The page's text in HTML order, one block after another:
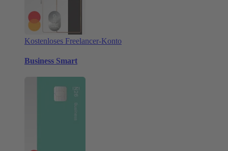
Kostenloses Freelancer-Konto
Business Smart